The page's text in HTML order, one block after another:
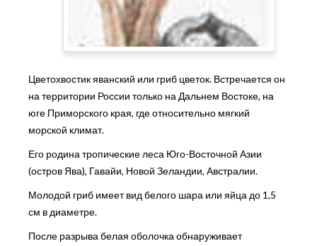
Цветохвостик яванский или гриб цветок. Встречается он
на территории России только на Дальнем Востоке, на
юге Приморского края, где относительно мягкий
морской климат.
Его родина тропические леса Юго-Восточной Азии
(остров Ява), Гавайи, Новой Зеландии, Австралии.
Молодой гриб имеет вид белого шара или яйца до 1,5
см в диаметре.
После разрыва белая оболочка обнаруживает